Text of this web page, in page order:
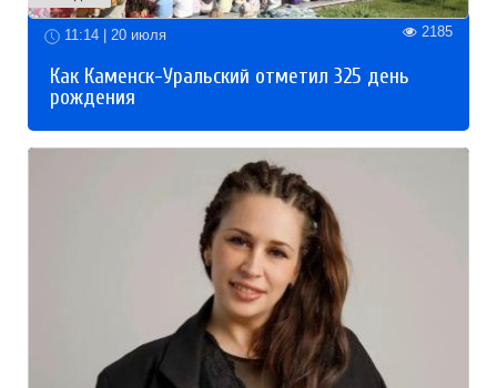
11:14 | 20 июля 2185
Как Каменск-Уральский отметил 325 день
рождения